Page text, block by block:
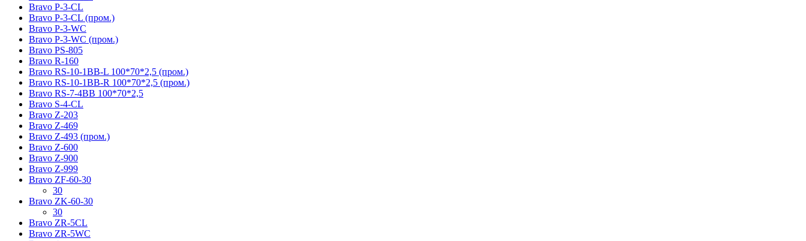
Bravo P-3-CL
Bravo P-3-CL (пром.)
Bravo P-3-WC
Bravo P-3-WC (пром.)
Bravo PS-805
Bravo R-160
Bravo RS-10-1BB-L 100*70*2,5 (пром.)
Bravo RS-10-1BB-R 100*70*2,5 (пром.)
Bravo RS-7-4BB 100*70*2,5
Bravo S-4-CL
Bravo Z-203
Bravo Z-469
Bravo Z-493 (пром.)
Bravo Z-600
Bravo Z-900
Bravo Z-999
Bravo ZF-60-30
30
Bravo ZK-60-30
30
Bravo ZR-5CL
Bravo ZR-5WC